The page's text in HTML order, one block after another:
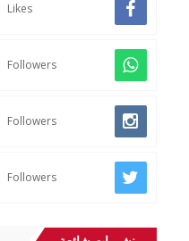
Likes
Followers
Followers
Followers